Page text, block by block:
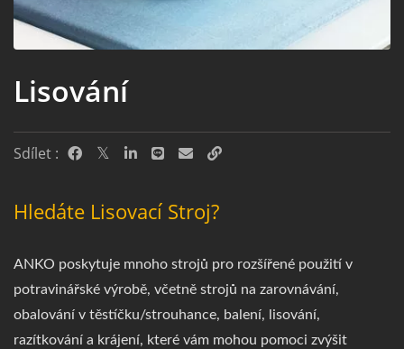
Lisování
Sdílet :
Hledáte Lisovací Stroj?
ANKO poskytuje mnoho strojů pro rozšířené použití v
potravinářské výrobě, včetně strojů na zarovnávání,
obalování v těstíčku/strouhance, balení, lisování,
razítkování a krájení, které vám mohou pomoci zvýšit